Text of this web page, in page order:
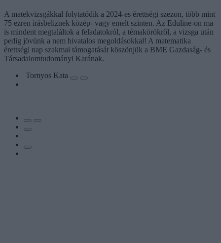
A matekvizsgákkal folytatódik a 2024-es érettségi szezon, több mint
75 ezren írásbeliznek közép- vagy emelt szinten. Az Eduline-on ma
is mindent megtaláltok a feladatokról, a témakörökről, a vizsga után
pedig jövünk a nem hivatalos megoldásokkal! A matematika
érettségi nap szakmai támogatását köszönjük a BME Gazdaság- és
Társadalomtudományi Karának.
Tornyos Kata